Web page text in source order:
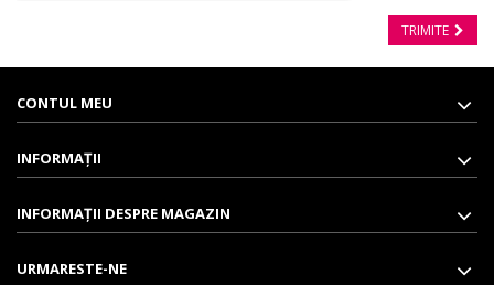
TRIMITE
CONTUL MEU
INFORMAŢII
INFORMAȚII DESPRE MAGAZIN
URMARESTE-NE